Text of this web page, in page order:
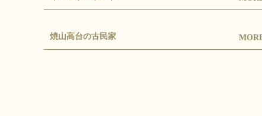
焼山高台の古民家